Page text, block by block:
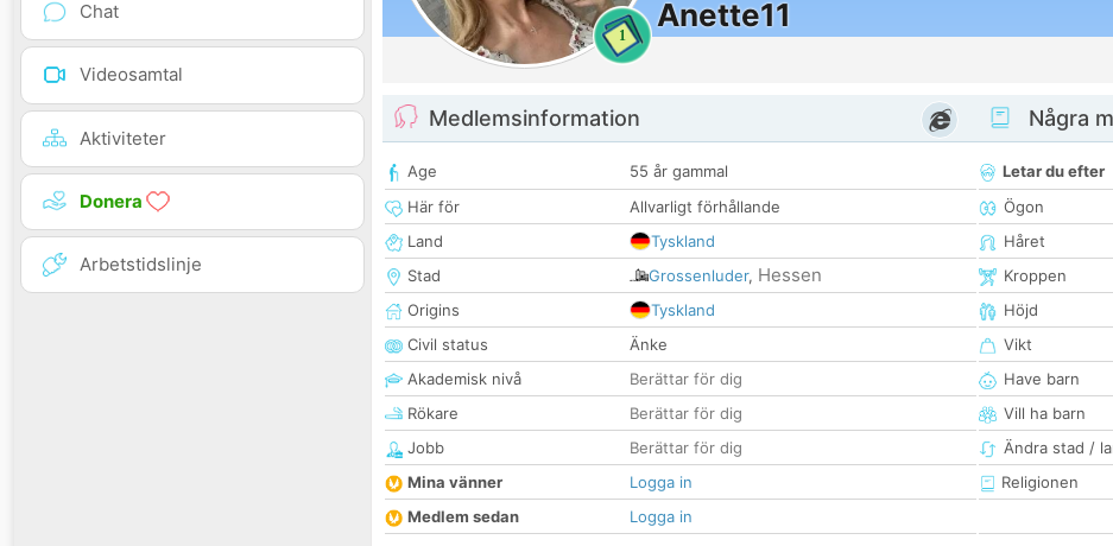
Chat
Videosamtal
Aktiviteter
Donera
Arbetstidslinje
1
Anette11
Medlemsinformation
Age
55 år gammal
Här för
Allvarligt förhållande
Land
Tyskland
Stad
Grossenluder, Hessen
Origins
Tyskland
Civil status
Änke
Akademisk nivå
Berättar för dig
Rökare
Berättar för dig
Jobb
Berättar för dig
Mina vänner
Logga in
Medlem sedan
Logga in
Några
Letar du efter
Ögon
Håret
Kroppen
Höjd
Vikt
Have barn
Vill ha barn
Ändra stad /
Religionen